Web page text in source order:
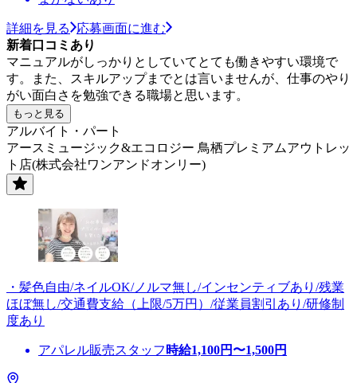
詳細を見る
応募画面に進む
新着口コミあり
マニュアルがしっかりとしていてとても働きやすい環境で
す。また、スキルアップまでとは言いませんが、仕事のやり
がい面白さを勉強できる職場と思います。
もっと見る
アルバイト・パート
アースミュージック&エコロジー 鳥栖プレミアムアウトレッ
ト店(株式会社ワンアンドオンリー)
・髪色自由/ネイルOK/ノルマ無し/インセンティブあり/残業
ほぼ無し/交通費支給（上限/5万円）/従業員割引あり/研修制
度あり
アパレル販売スタッフ 時給1,100円〜1,500円